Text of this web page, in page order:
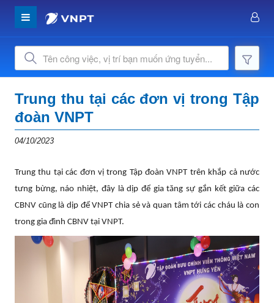
Trung thu tại các đơn vị trong Tập
đoàn VNPT
04/10/2023
Trung thu tại các đơn vị trong Tập đoàn VNPT trên khắp cả nước
tưng bừng, náo nhiệt, đây là dịp để gia tăng sự gắn kết giữa các
CBNV cũng là dịp để VNPT chia sẻ và quan tâm tới các cháu là con
trong gia đình CBNV tại VNPT.